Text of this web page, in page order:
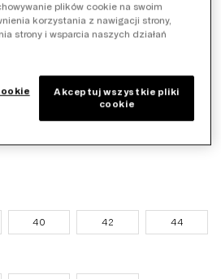
40 42 44
plików cookie na swoim
korzystania z nawigacji strony,
strony i wsparcia naszych działań
Akceptuj wszystkie pliki
cookie